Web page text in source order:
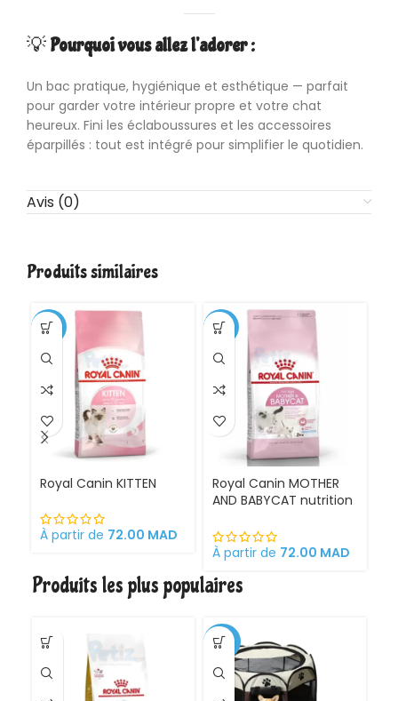
💡Pourquoi vous allez l’adorer :
Un bac pratique, hygiénique et esthétique — parfait
pour garder votre intérieur propre et votre chat
heureux. Fini les éclaboussures et les accessoires
éparpillés : tout est intégré pour simplifier le quotidien.
Avis (0)
Produits similaires
-1%
Royal Canin KITTEN
À partir de 72.00 MAD
-11%
Royal Canin MOTHER
AND BABYCAT nutrition
et ses chatons
Croquettes pour
gestantes/allaitantes
À partir de 72.00 MAD
Produits les plus populaires
-30%